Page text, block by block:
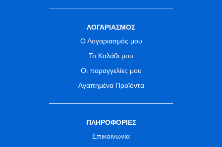
ΛΟΓΑΡΙΑΣΜΟΣ
Ο Λογαριασμός μου
Το Καλάθι μου
Οι παραγγελίες μου
Αγαπημένα Προϊόντα
ΠΛΗΡΟΦΟΡΙΕΣ
Επικοινωνία